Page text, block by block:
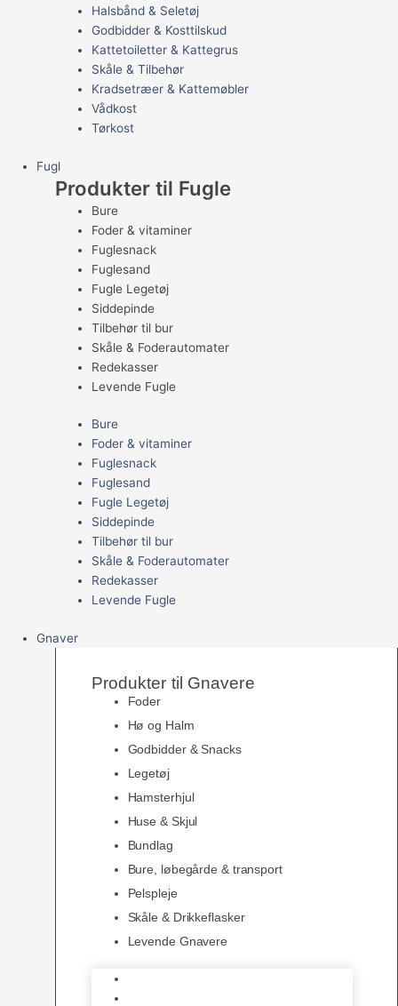
Halsbånd & Seletøj
Godbidder & Kosttilskud
Kattetoiletter & Kattegrus
Skåle & Tilbehør
Kradsetræer & Kattemøbler
Vådkost
Tørkost
Fugl
Produkter til Fugle
Bure
Foder & vitaminer
Fuglesnack
Fuglesand
Fugle Legetøj
Siddepinde
Tilbehør til bur
Skåle & Foderautomater
Redekasser
Levende Fugle
Bure
Foder & vitaminer
Fuglesnack
Fuglesand
Fugle Legetøj
Siddepinde
Tilbehør til bur
Skåle & Foderautomater
Redekasser
Levende Fugle
Gnaver
Produkter til Gnavere
Foder
Hø og Halm
Godbidder & Snacks
Legetøj
Hamsterhjul
Huse & Skjul
Bundlag
Bure, løbegårde & transport
Pelspleje
Skåle & Drikkeflasker
Levende Gnavere